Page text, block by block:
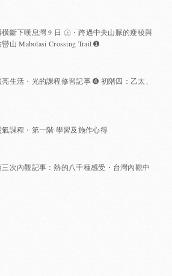
斷下嘆息灣 9 日 ㊤・跨過中央山脈的瘦稜與
山 Mabolasi Crossing Trail ➊
生活・光的課程修習記事 ➍ 初階四：乙太、
課程・第一階 學習及施作心得
次內觀記事：熱的八千種感受・台灣內觀中